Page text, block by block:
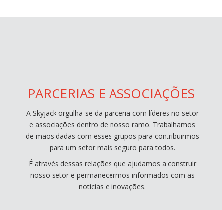
PARCERIAS E ASSOCIAÇÕES
A Skyjack orgulha-se da parceria com líderes no setor
e associações dentro de nosso ramo. Trabalhamos
de mãos dadas com esses grupos para contribuirmos
para um setor mais seguro para todos.
É através dessas relações que ajudamos a construir
nosso setor e permanecermos informados com as
notícias e inovações.